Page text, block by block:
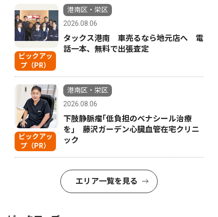
ピックアッ
プ（PR）
港南区・栄区
2026.08.06
タックス港南 車売るなら地元店へ 電
話一本、無料で出張査定
ピックアッ
プ（PR）
港南区・栄区
2026.08.06
下肢静脈瘤｢低負担のベナシール治療
を｣ 藤沢ガーデン心臓血管在宅クリニ
ック
エリア一覧を見る